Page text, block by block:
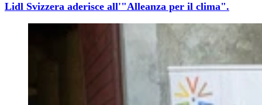
Lidl Svizzera aderisce all'"Alleanza per il clima".